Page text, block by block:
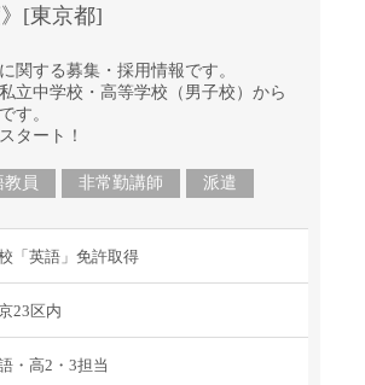
》[東京都]
関する募集・採用情報です。
立中学校・高等学校（男子校）から
す。
タート！
教員 非常勤講師 派遣
「英語」免許取得
23区内
・高2・3担当